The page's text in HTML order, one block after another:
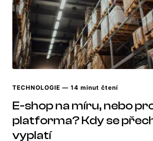
TECHNOLOGIE — 14 minut čtení
E-shop na míru, nebo
platforma? Kdy se
vyplatí